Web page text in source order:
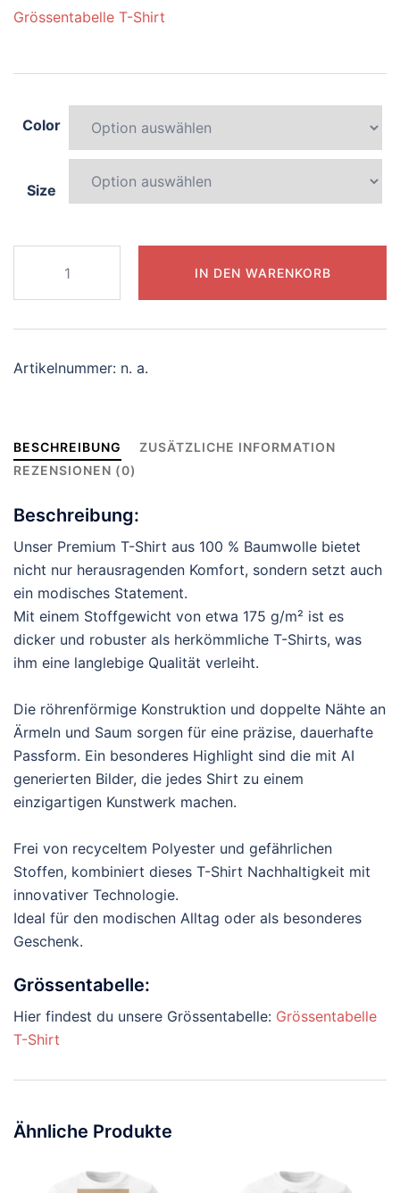
Grössentabelle T-Shirt
Color
Size
whimsical-
panda
Menge
IN DEN WARENKORB
Artikelnummer: n. a.
BESCHREIBUNG
ZUSÄTZLICHE INFORMATION
REZENSIONEN (0)
Beschreibung:
Unser Premium T-Shirt aus 100 % Baumwolle bietet
nicht nur herausragenden Komfort, sondern setzt auch
ein modisches Statement.
Mit einem Stoffgewicht von etwa 175 g/m² ist es
dicker und robuster als herkömmliche T-Shirts, was
ihm eine langlebige Qualität verleiht.
Die röhrenförmige Konstruktion und doppelte Nähte an
Ärmeln und Saum sorgen für eine präzise, dauerhafte
Passform. Ein besonderes Highlight sind die mit AI
generierten Bilder, die jedes Shirt zu einem
einzigartigen Kunstwerk machen.
Frei von recyceltem Polyester und gefährlichen
Stoffen, kombiniert dieses T-Shirt Nachhaltigkeit mit
innovativer Technologie.
Ideal für den modischen Alltag oder als besonderes
Geschenk.
Grössentabelle:
Hier findest du unsere Grössentabelle: Grössentabelle
T-Shirt
Ähnliche Produkte